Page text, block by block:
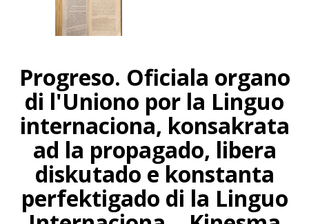
Progreso. Oficiala organo
di l'Uniono por la Linguo
internaciona, konsakrata
ad la propagado, libera
diskutado e konstanta
perfektigado di la Linguo